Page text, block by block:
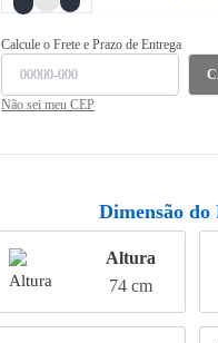
Calcule o Frete e Prazo de Entrega
Não sei meu CEP
Dimensão do
Altura
74 cm